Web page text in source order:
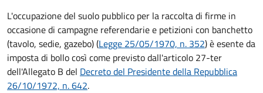
L'occupazione del suolo pubblico per la raccolta di firme in
occasione di campagne referendarie e petizioni con banchetto
(tavolo, sedie, gazebo) (Legge 25/05/1970, n. 352) è esente da
imposta di bollo così come previsto dall'articolo 27-ter
dell'Allegato B del Decreto del Presidente della Repubblica
26/10/1972, n. 642.